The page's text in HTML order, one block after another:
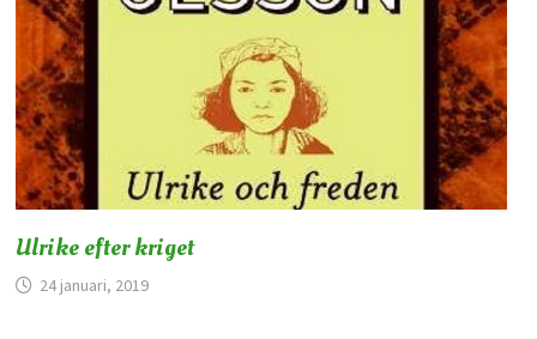
Ulrike efter kriget
24 januari, 2019